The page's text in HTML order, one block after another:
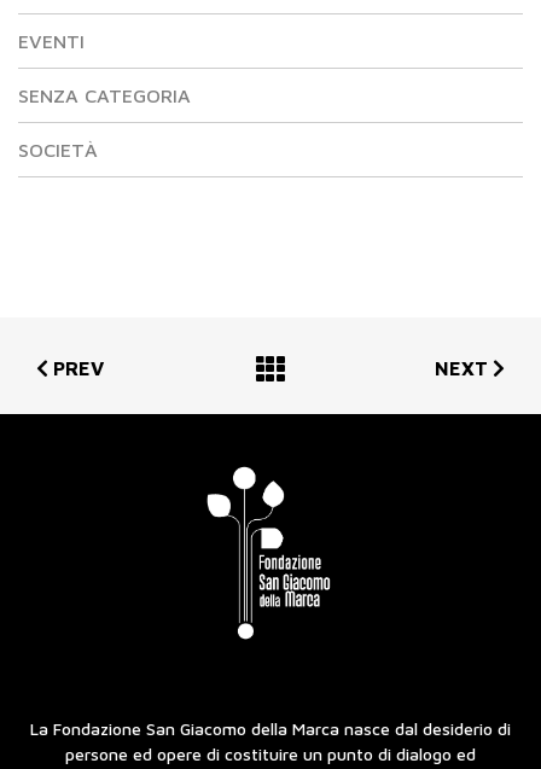
EVENTI
SENZA CATEGORIA
SOCIETÀ
PREV NEXT
La Fondazione San Giacomo della Marca nasce dal desiderio di
persone ed opere di costituire un punto di dialogo ed